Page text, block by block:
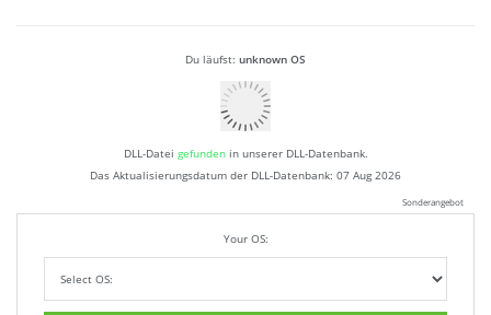
Du läufst: unknown OS
DLL-Datei gefunden in unserer DLL-Datenbank.
Das Aktualisierungsdatum der DLL-Datenbank: 07 Aug 2026
Sonderangebot
Your OS: